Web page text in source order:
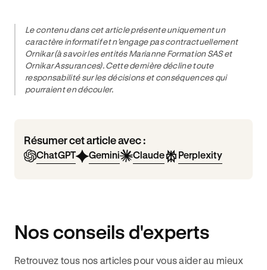
Le contenu dans cet article présente uniquement un
caractère informatif et n’engage pas contractuellement
Ornikar (à savoir les entités Marianne Formation SAS et
Ornikar Assurances). Cette dernière décline toute
responsabilité sur les décisions et conséquences qui
pourraient en découler.
Résumer cet article avec :
ChatGPT Gemini Claude Perplexity
Nos conseils d'experts
Retrouvez tous nos articles pour vous aider au mieux